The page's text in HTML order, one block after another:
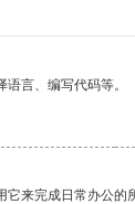
言、编写代码等。
来完成日常办公的